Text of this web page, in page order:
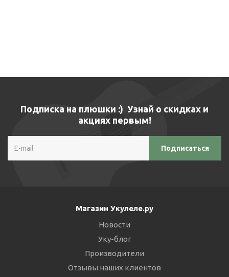
Подписка на плюшки :) Узнай о скидках и
акциях первым!
Магазин Укулеле.ру
Новости
Уку-блог
Производители
Отзывы наших клиентов